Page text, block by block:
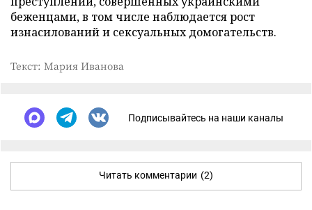
беженцами, в том числе наблюдается рост
изнасилований и сексуальных домогательств.
Текст: Мария Иванова
Подписывайтесь на наши каналы
Читать комментарии (2)